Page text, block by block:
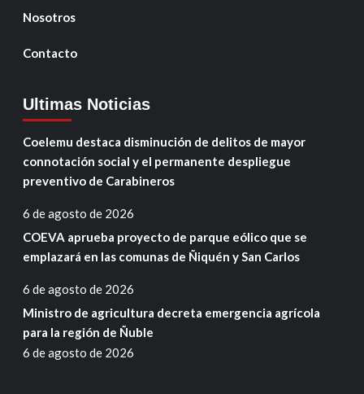
Nosotros
Contacto
Ultimas Noticias
Coelemu destaca disminución de delitos de mayor
connotación social y el permanente despliegue
preventivo de Carabineros
6 de agosto de 2026
COEVA aprueba proyecto de parque eólico que se
emplazará en las comunas de Ñiquén y San Carlos
6 de agosto de 2026
Ministro de agricultura decreta emergencia agrícola
para la región de Ñuble
6 de agosto de 2026